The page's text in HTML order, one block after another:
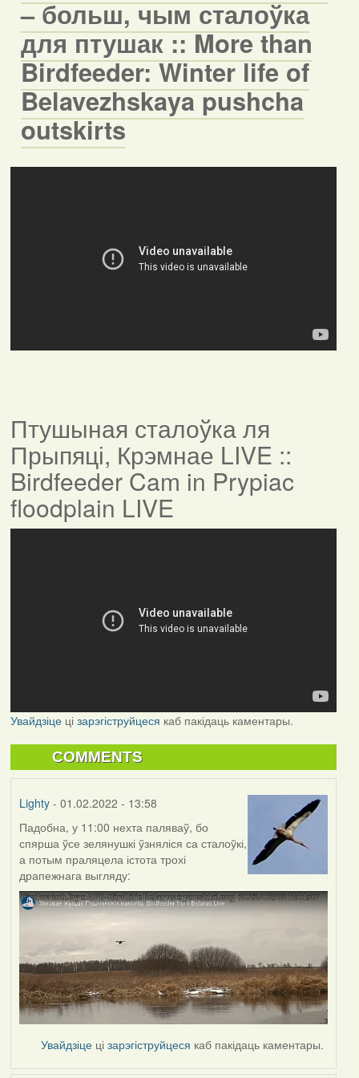
– больш, чым сталоўка
для птушак :: More than
Birdfeeder: Winter life of
Belavezhskaya pushcha
outskirts
Птушыная сталоўка ля
Прыпяці, Крэмнае LIVE ::
Birdfeeder Cam in Prypiac
floodplain LIVE
Увайдзіцеці зарэгіструйцеся каб пакідаць каментары.
COMMENTS
Lighty- 01.02.2022 - 13:58
Падобна, у 11:00 нехта паляваў, бо
спярша ўсе зелянушкі ўзняліся са сталоўкі,
а потым праляцела істота трохі
драпежнага выгляду:
Увайдзіце цізарэгіструйцеся каб пакідаць каментары.